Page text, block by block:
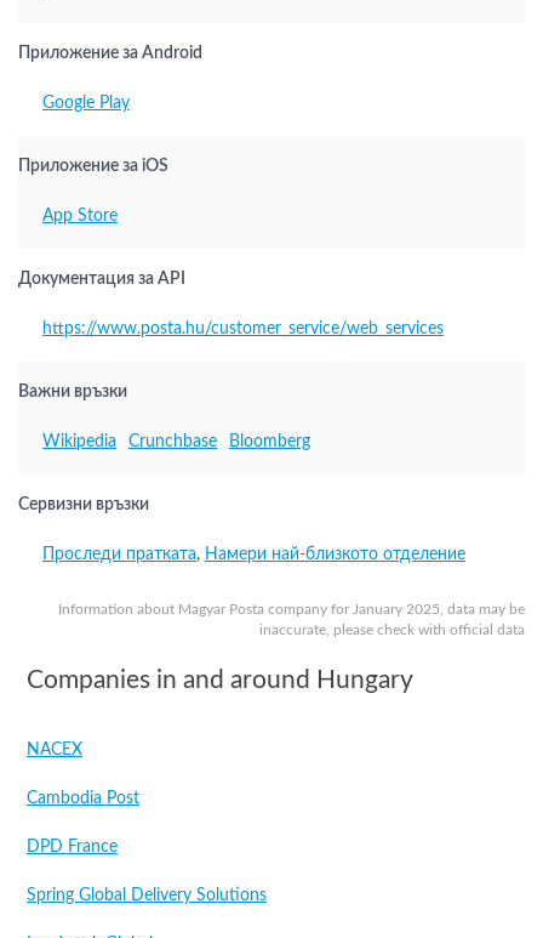
Information about Magyar Posta company for January 2025, data may be
inaccurate, please check with official data
Приложение за Android
Google Play
Приложение за iOS
App Store
Документация за API
https://www.posta.hu/customer_service/web_services
Важни връзки
Wikipedia Crunchbase Bloomberg
Сервизни връзки
Проследи пратката, Намери най-близкото отделение
Companies in and around Hungary
NACEX
Cambodia Post
DPD France
Spring Global Delivery Solutions